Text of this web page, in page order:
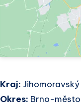
Kraj: Jihomoravský
Okres: Brno-město